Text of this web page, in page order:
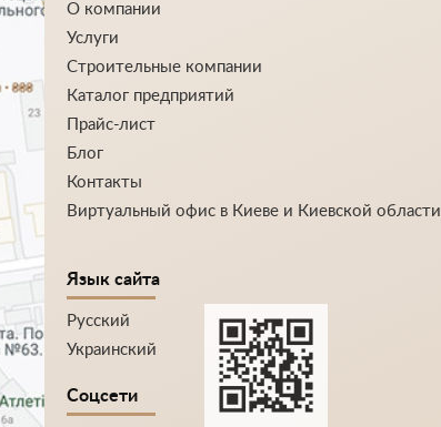
О компании
Услуги
Строительные компании
Каталог предприятий
Прайс-лист
Блог
Контакты
Виртуальный офис в Киеве и Киевской области
Язык сайта
Русский
Украинский
Соцсети